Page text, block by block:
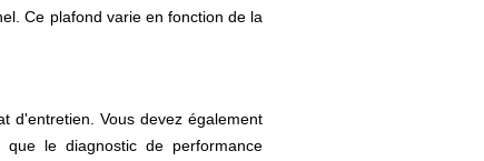
Ce plafond varie en fonction de la
d'entretien. Vous devez également
le diagnostic de performance